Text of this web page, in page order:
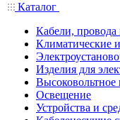
Каталог
Кабели, провода
Климатические
Изделия для
Высоковольтное
Освещение
Устройства и